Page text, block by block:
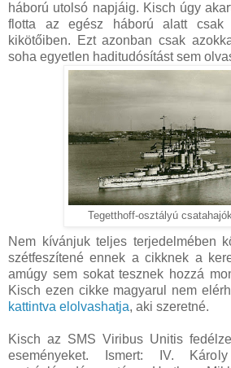
háború utolsó napjáig. Kisch úgy
flotta az egész háború alatt
kikötőiben. Ezt azonban csak
soha egyetlen haditudósítást sem
Tegetthoff-osztályú
Nem kívánjuk teljes terjedelmében
szétfeszítené ennek a cikknek a
amúgy sem sokat tesznek hozzá
Kisch ezen cikke magyarul nem
kattintva elolvashatja, aki szeretné.
Kisch az SMS Viribus Unitis
eseményeket. Ismert: IV.